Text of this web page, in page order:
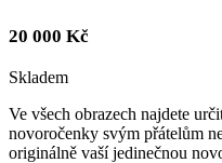
20 000 Kč
Skladem
Ve všech obrazech najdete
novoročenky svým přátelům
originálně vaší jedinečnou